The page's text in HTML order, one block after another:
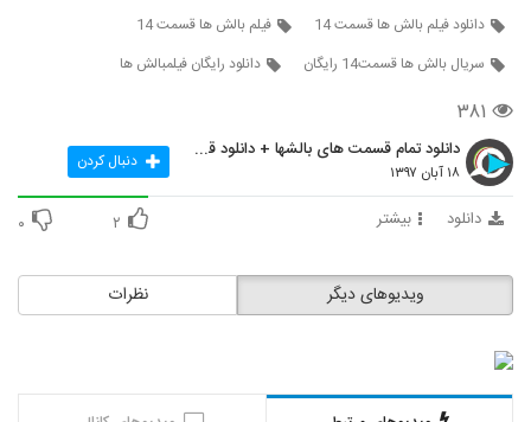
دانلود فیلم بالش ها قسمت 14
فیلم بالش ها قسمت 14
سريال بالش ها قسمت14 رایگان
دانلود رایگان فیلمبالش ها
۳۸۱
دانلود تمام قسمت های بالشها + دانلود قسمت 14 چهارد
۱۸ آبان ۱۳۹۷ دنبال کردن
دانلود بیشتر ۲ ۰
نظرات ویدیوهای دیگر